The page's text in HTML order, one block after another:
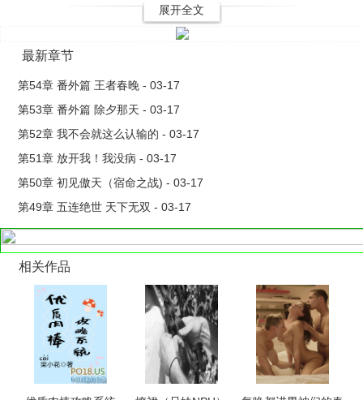
展开全文
最新章节
第54章 番外篇 王者春晚 - 03-17
第53章 番外篇 除夕那天 - 03-17
第52章 我不会就这么认输的 - 03-17
第51章 放开我！我没病 - 03-17
第50章 初见傲天（宿命之战) - 03-17
第49章 五连绝世 天下无双 - 03-17
相关作品